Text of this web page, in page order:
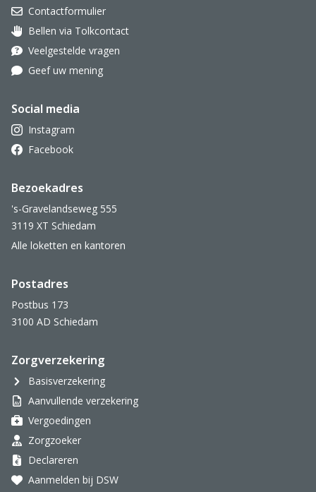
Contactformulier
Oor met hoortoestel
Bellen via Tolkcontact
Veelgestelde vragen
Geef uw mening
Social media
Instagram
Facebook
Bezoekadres
's-Gravelandseweg 555
3119 XT Schiedam
Alle loketten en kantoren
Postadres
Postbus 173
3100 AD Schiedam
Zorgverzekering
Basisverzekering
Aanvullende verzekering
Vergoedingen
Zorgzoeker
Declareren
Aanmelden bij DSW